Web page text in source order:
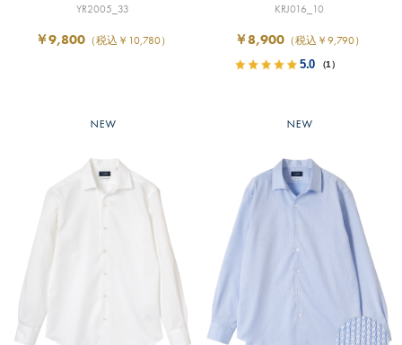
YR2005_33
￥9,800（税込￥10,780）
KRJ016_10
￥8,900（税込￥9,790）
5.0 （1）